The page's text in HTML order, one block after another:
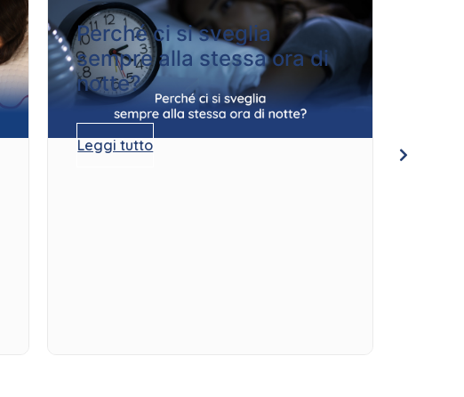
Perché ci si sveglia
sempre alla stessa ora di
notte?
Leggi tutto